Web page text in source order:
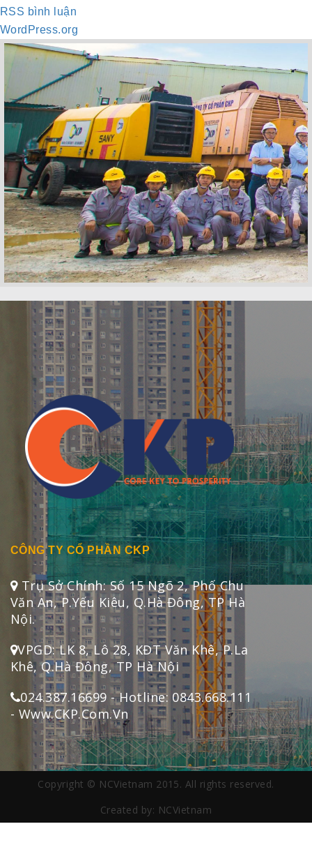
RSS bình luận
WordPress.org
CÔNG TY CỔ PHẦN CKP
Trụ Sở Chính: Số 15 Ngõ 2, Phố Chu
Văn An, P.Yếu Kiêu, Q.Hà Đông, TP Hà
Nội.
VPGD: LK 8, Lô 28, KĐT Văn Khê, P.La
Khê, Q.Hà Đông, TP Hà Nội
024.387.16699 - Hotline: 0843.668.111
- Www.CKP.Com.Vn
Copyright © NCVietnam 2015. All rights reserved.
Created by: NCVietnam